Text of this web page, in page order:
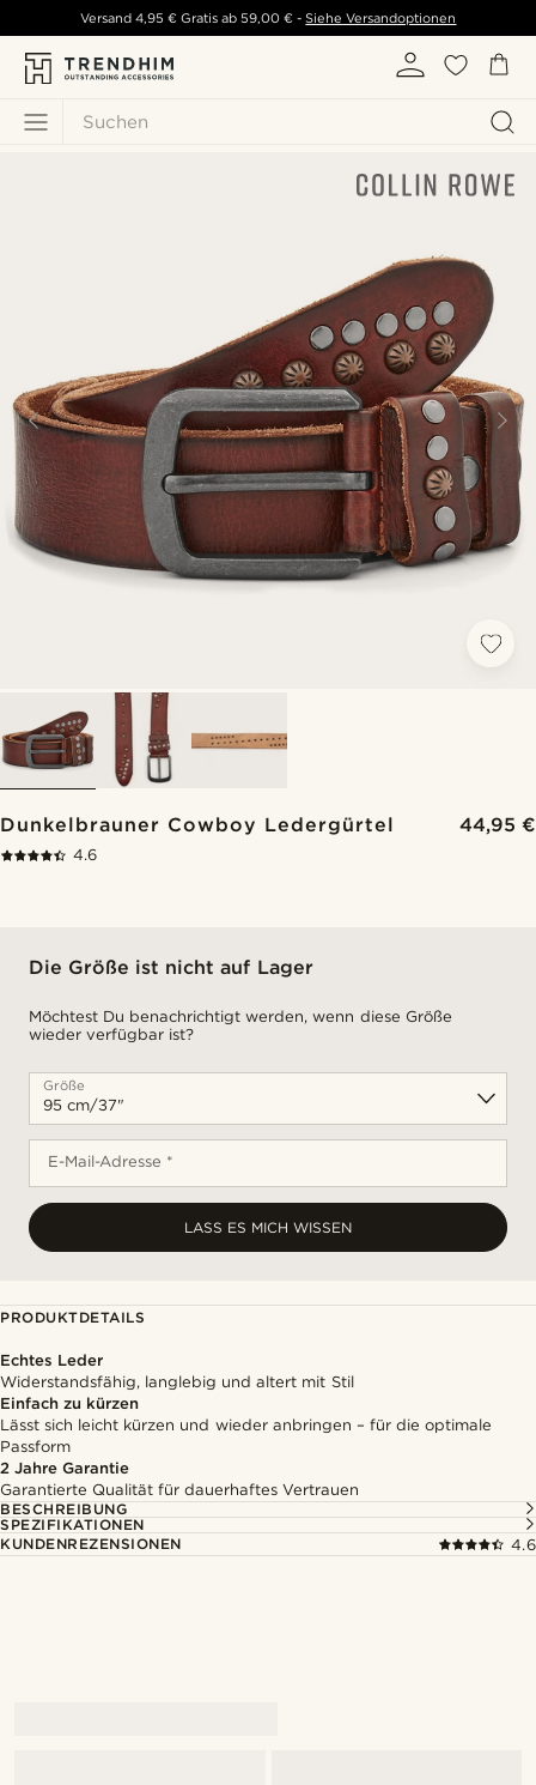
Suchen
Versand 4,95 € Gratis ab 59,00 € - Siehe Versandoptionen
Dunkelbrauner Cowboy Ledergürtel 44,95 €
4.6
Die Größe ist nicht auf Lager
Möchtest Du benachrichtigt werden, wenn diese Größe
wieder verfügbar ist?
Größe
E-Mail-Adresse *
LASS ES MICH WISSEN
PRODUKTDETAILS
Echtes Leder
Widerstandsfähig, langlebig und altert mit Stil
Einfach zu kürzen
Lässt sich leicht kürzen und wieder anbringen – für die optimale
Passform
2 Jahre Garantie
Garantierte Qualität für dauerhaftes Vertrauen
BESCHREIBUNG
SPEZIFIKATIONEN
KUNDENREZENSIONEN
4.6